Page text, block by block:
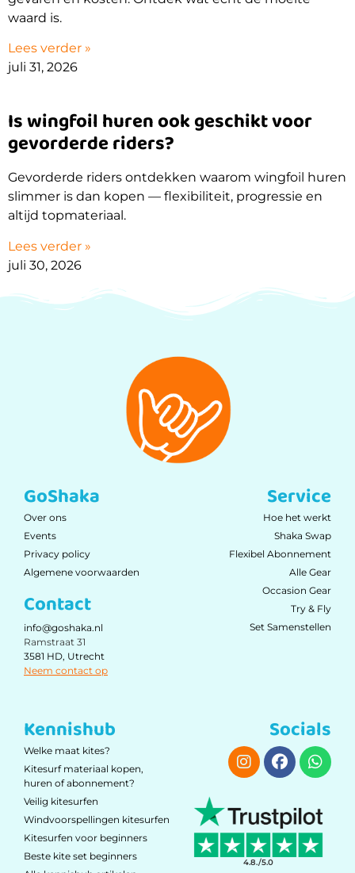
waard is.
Lees verder »
juli 31, 2026
Is wingfoil huren ook geschikt voor
gevorderde riders?
Gevorderde riders ontdekken waarom wingfoil huren
slimmer is dan kopen — flexibiliteit, progressie en
altijd topmateriaal.
Lees verder »
juli 30, 2026
GoShaka
Over ons
Events
Privacy policy
Algemene voorwaarden
Contact
info@goshaka.nl
Ramstraat 31
3581 HD, Utrecht
Neem contact op
Service
Hoe het werkt
Shaka Swap
Flexibel Abonnement
Alle Gear
Occasion Gear
Try & Fly
Set Samenstellen
Kennishub
Welke maat kites?
Kitesurf materiaal kopen,
huren of abonnement?
Veilig kitesurfen
Windvoorspellingen kitesurfen
Kitesurfen voor beginners
Beste kite set beginners
Socials
4.8./5.0